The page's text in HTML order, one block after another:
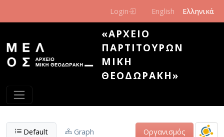
Login English Ελληνικά
«ΑΡΧΕΊΟ
ΠΑΡΤΙΤΟΎΡΩΝ
ΜΊΚΗ
ΘΕΟΔΩΡΆΚΗ»
Default Graph Οργανισμός